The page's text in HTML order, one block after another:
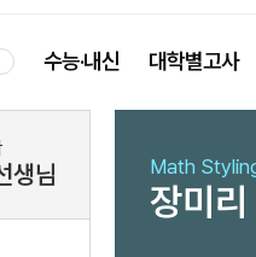
수능·내신 대학별고사
생님 Math
장미리